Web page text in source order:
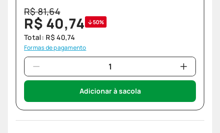
R$81,64
R$ 40,74 50%
Total: R$ 40,74
Formas de pagamento
Adicionar à sacola